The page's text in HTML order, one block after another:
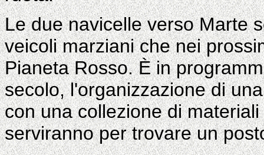
Le due navicelle verso Marte
veicoli marziani che nei
Pianeta Rosso. È in
secolo, l'organizzazione di
con una collezione di
serviranno per trovare un